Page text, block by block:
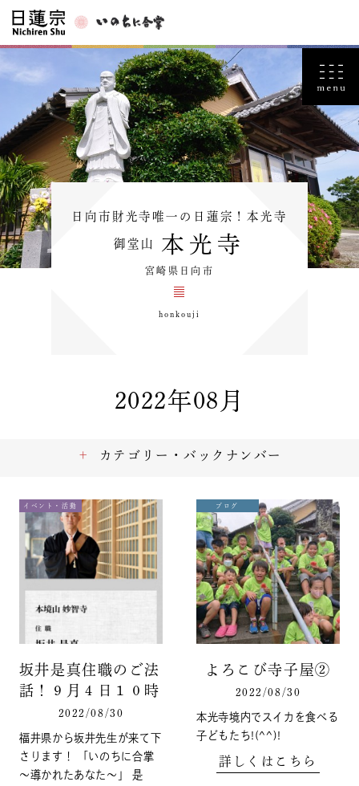
日向市財光寺唯一の日蓮宗！本光寺
御堂山 本光寺
宮崎県日向市
honkouji
2022年08月
イベント・活動
坂井是真住職のご法
話！９月４日１０時
2022/08/30
福井県から坂井先生が来て下
さります！ 「いのちに合掌
～導かれたあなた～」 是
ブログ
よろこび寺子屋②
2022/08/30
本光寺境内でスイカを食べる
子どもたち!(^^)!
詳しくはこちら
カテゴリー・バックナンバー